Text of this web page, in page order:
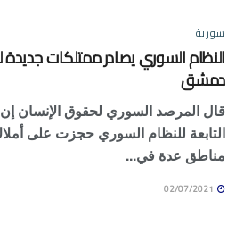
سورية
النظام السوري يصادر ممتلكات
دمشق
قال المرصد السوري لحقوق الإنسان إن
التابعة للنظام السوري حجزت على
مناطق عدة في...